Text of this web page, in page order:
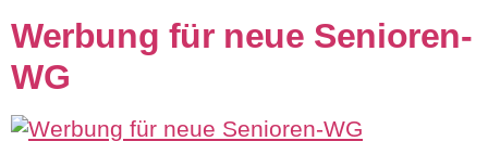
Werbung für neue Senioren-
WG